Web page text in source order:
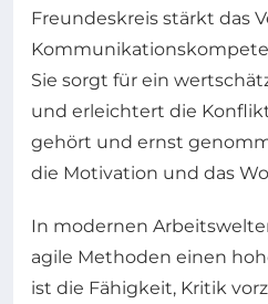
Freundeskreis stärkt das
Sie sorgt für ein
und erleichtert die
gehört und ernst
die Motivation und das
In modernen
agile Methoden einen
ist die Fähigkeit, Kritik